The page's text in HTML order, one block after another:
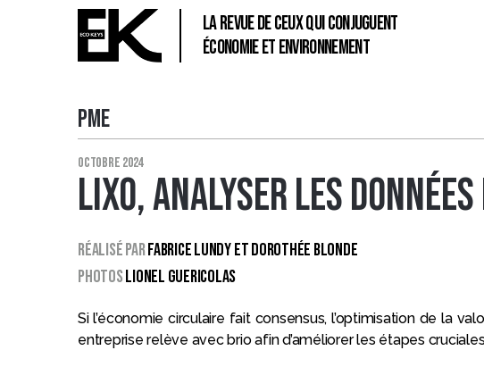
La revue de ceux qui conjuguent
économie et environnement
Catégories
PME
octobre 2024
Lixo, analyser les
Réalisé parFabrice Lundy et Dorothée Blonde
PhotosLIONEL GUERICOLAS
Si l’économie circulaire fait consensus, l’optimisation de la
entreprise relève avec brio afin d’améliorer les étapes